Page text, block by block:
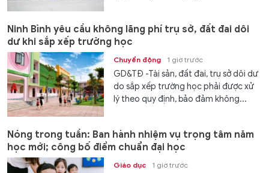
Ninh Bình yêu cầu không lãng phí trụ sở, đất đai dôi
dư khi sắp xếp trường học
Chuyển động 1 giờ trước
GD&TĐ -Tài sản, đất đai, trụ sở dôi dư
do sắp xếp trường học phải được xử
lý theo quy định, bảo đảm không...
Nóng trong tuần: Ban hành nhiệm vụ trọng tâm năm
học mới; công bố điểm chuẩn đại học
Giáo dục 1 giờ trước